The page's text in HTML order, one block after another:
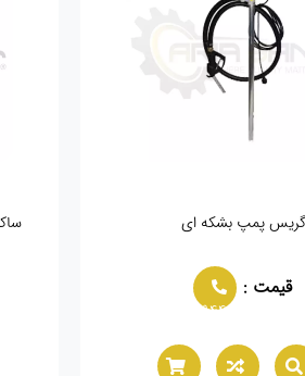
گریس پمپ بشکه ای
قیمت :
02166021944